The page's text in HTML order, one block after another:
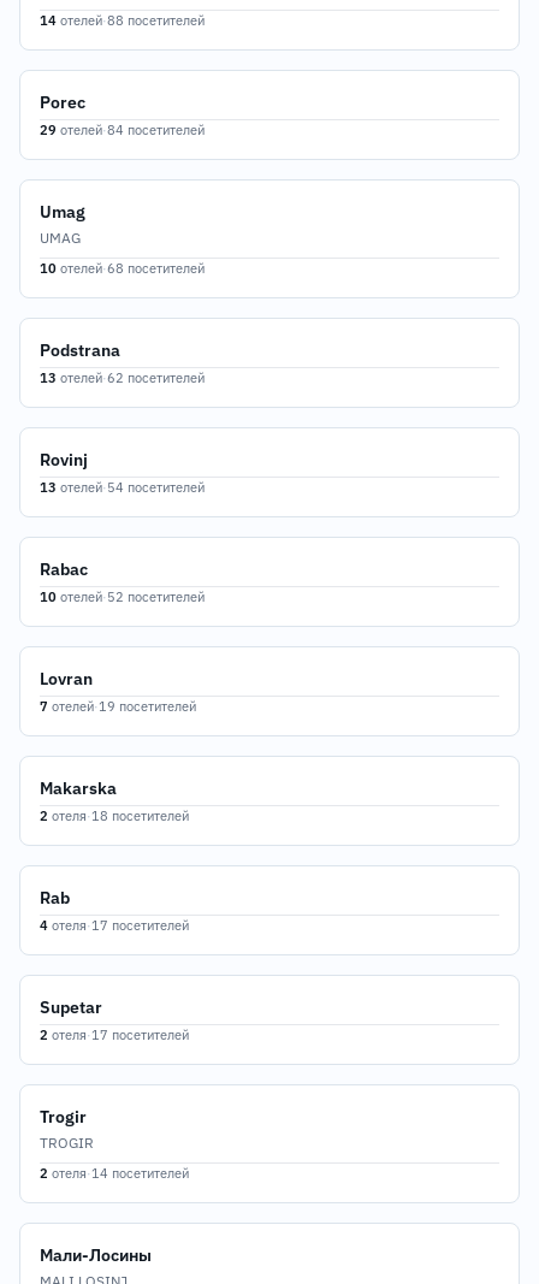
14 отелей·88 посетителей
Porec
29 отелей·84 посетителей
Umag
UMAG
10 отелей·68 посетителей
Podstrana
13 отелей·62 посетителей
Rovinj
13 отелей·54 посетителей
Rabac
10 отелей·52 посетителей
Lovran
7 отелей·19 посетителей
Makarska
2 отеля·18 посетителей
Rab
4 отеля·17 посетителей
Supetar
2 отеля·17 посетителей
Trogir
TROGIR
2 отеля·14 посетителей
Мали-Лосины